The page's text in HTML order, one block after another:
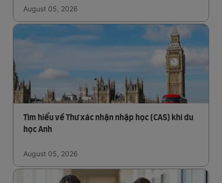
August 05, 2026
Tìm hiểu về Thư xác nhận nhập học (CAS) khi du
học Anh
August 05, 2026